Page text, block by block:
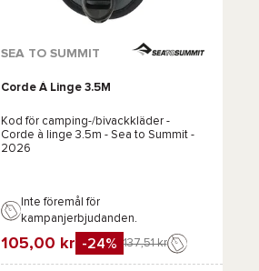
SEA TO SUMMIT
Corde À Linge 3.5M
Kod för camping-/bivackkläder -
Corde à linge 3.5m - Sea to Summit-
2026
Inte föremål för
kampanjerbjudanden.
105,00 kr -24% 137,51 kr